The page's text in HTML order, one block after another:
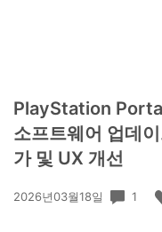
PlayStation
소프트웨어 업데
가 및 UX 개선
공
2026년03월18일 1